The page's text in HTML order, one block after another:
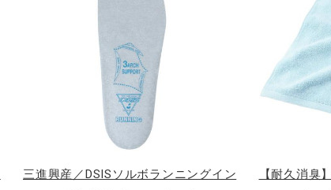
三進興産／DSISソルボランニングイン
【耐久消臭